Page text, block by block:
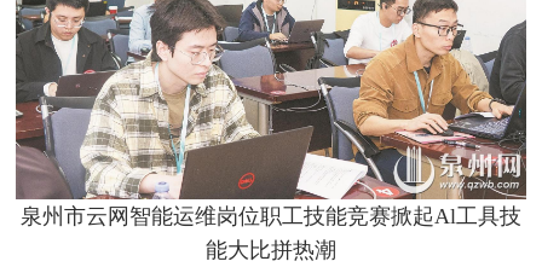
泉州市云网智能运维岗位职工技能竞赛掀起Al工具技
能大比拼热潮